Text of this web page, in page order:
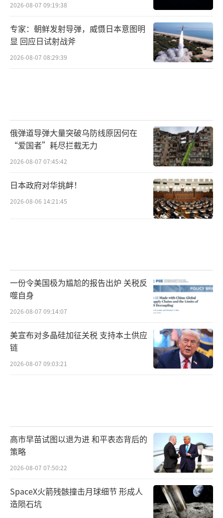
2026-08-07 09:19:38
专家：朝鲜发射导弹，威慑日本意图明
显 回应日试射战斧
2026-08-07 08:29:39
俄弹道导弹大量突破乌防线原因何在
“爱国者”耗尽拦截无力
2026-08-07 07:45:42
日本政府对华挑衅！
2026-08-06 14:21:45
一份令美国极为尴尬的报告出炉 关税反
噬自身
2026-08-07 09:14:07
美宣布对多晶硅加征关税 支持本土供应
链
2026-08-07 09:03:21
高市早苗试图以退为进 和平表态背后的
策略
2026-08-07 07:50:22
SpaceX火箭残骸撞击月球细节 形成人
造陨石坑